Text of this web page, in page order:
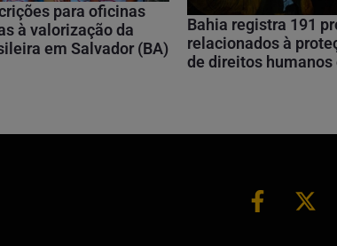
para oficinas
à valorização da
em Salvador (BA)
Bahia registra 191
relacionados à
de direitos humanos